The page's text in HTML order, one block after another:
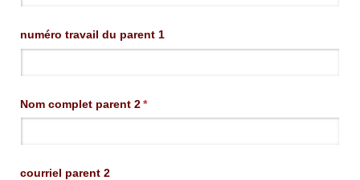
numéro travail du parent 1
Nom complet parent 2*
(requis)
courriel parent 2